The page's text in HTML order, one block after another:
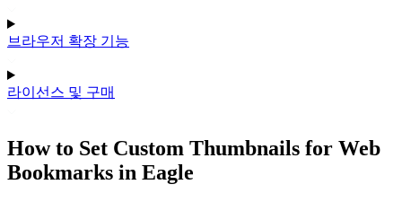
브라우저 확장 기능
라이선스 및 구매
How to Set Custom Thumbnails for Web
Bookmarks in Eagle